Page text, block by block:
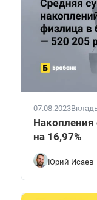
07.08.2023
Накопления
на 16,97%
Юрий Исаев